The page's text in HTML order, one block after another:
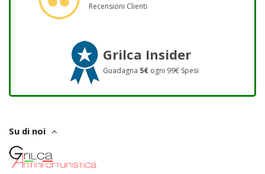
Recensioni Clienti
Grilca Insider
Guadagna 5€ ogni 99€ Spesi
Su di noi